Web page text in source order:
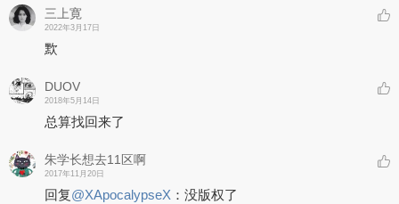
三上寛
2022年3月17日
㱄
DUOV
2018年5月14日
总算找回来了
朱学长想去11区啊
2017年11月20日
回复@XApocalypseX ： 没版权了